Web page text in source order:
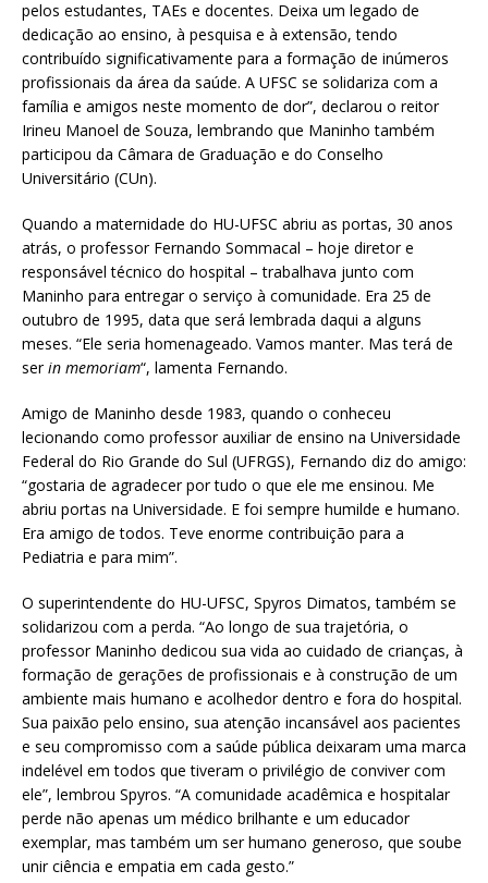
pelos estudantes, TAEs e docentes. Deixa um legado de
dedicação ao ensino, à pesquisa e à extensão, tendo
contribuído significativamente para a formação de inúmeros
profissionais da área da saúde. A UFSC se solidariza com a
família e amigos neste momento de dor”, declarou o reitor
Irineu Manoel de Souza, lembrando que Maninho também
participou da Câmara de Graduação e do Conselho
Universitário (CUn).
Quando a maternidade do HU-UFSC abriu as portas, 30 anos
atrás, o professor Fernando Sommacal – hoje diretor e
responsável técnico do hospital – trabalhava junto com
Maninho para entregar o serviço à comunidade. Era 25 de
outubro de 1995, data que será lembrada daqui a alguns
meses. “Ele seria homenageado. Vamos manter. Mas terá de
serin memoriam“, lamenta Fernando.
Amigo de Maninho desde 1983, quando o conheceu
lecionando como professor auxiliar de ensino na Universidade
Federal do Rio Grande do Sul (UFRGS), Fernando diz do amigo:
“gostaria de agradecer por tudo o que ele me ensinou. Me
abriu portas na Universidade. E foi sempre humilde e humano.
Era amigo de todos. Teve enorme contribuição para a
Pediatria e para mim”.
O superintendente do HU-UFSC, Spyros Dimatos, também se
solidarizou com a perda. “Ao longo de sua trajetória, o
professor Maninho dedicou sua vida ao cuidado de crianças, à
formação de gerações de profissionais e à construção de um
ambiente mais humano e acolhedor dentro e fora do hospital.
Sua paixão pelo ensino, sua atenção incansável aos pacientes
e seu compromisso com a saúde pública deixaram uma marca
indelével em todos que tiveram o privilégio de conviver com
ele”, lembrou Spyros. “A comunidade acadêmica e hospitalar
perde não apenas um médico brilhante e um educador
exemplar, mas também um ser humano generoso, que soube
unir ciência e empatia em cada gesto.”